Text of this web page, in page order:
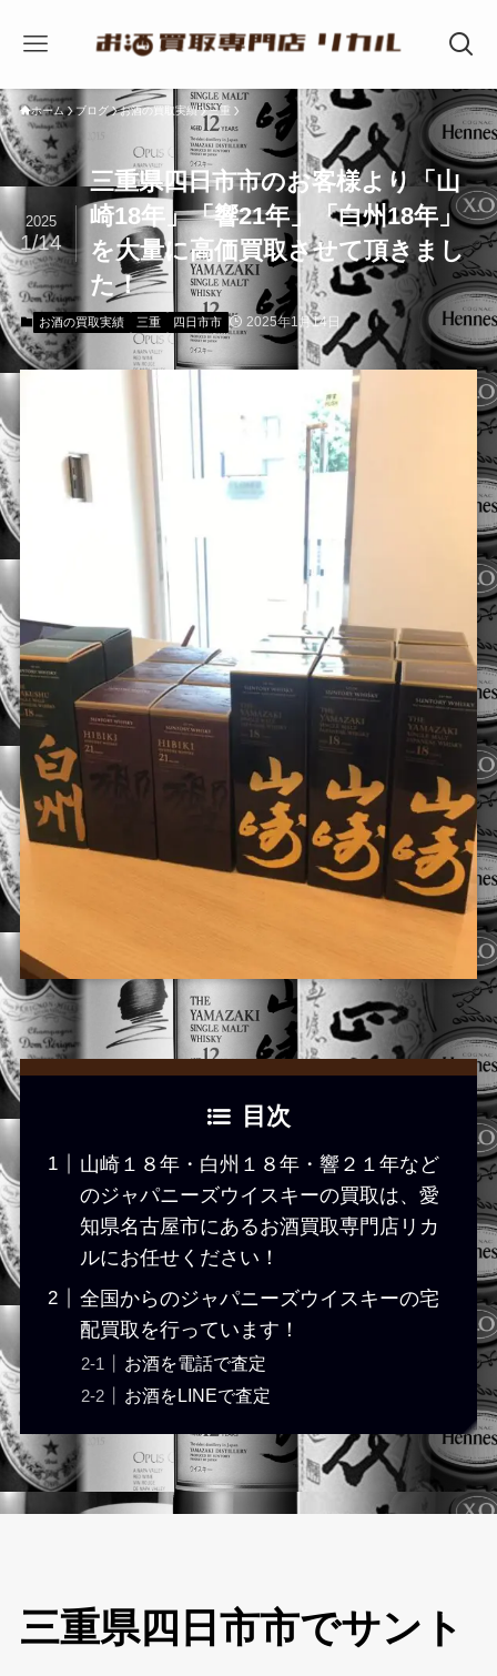
ホーム ブログ お酒の買取実績 三重
三重県四日市市のお客様より「山
崎18年」「響21年」「白州18年」
を大量に高価買取させて頂きまし
た！
2025
1/14
お酒の買取実績 三重 四日市市 2025年1月14日
目次
山崎１８年・白州１８年・響２１年など
のジャパニーズウイスキーの買取は、愛
知県名古屋市にあるお酒買取専門店リカ
ルにお任せください！
全国からのジャパニーズウイスキーの宅
配買取を行っています！
お酒を電話で査定
お酒をLINEで査定
三重県四日市市でサント